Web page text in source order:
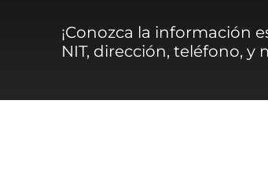
¡Conozca la información
NIT, dirección, teléfono, y